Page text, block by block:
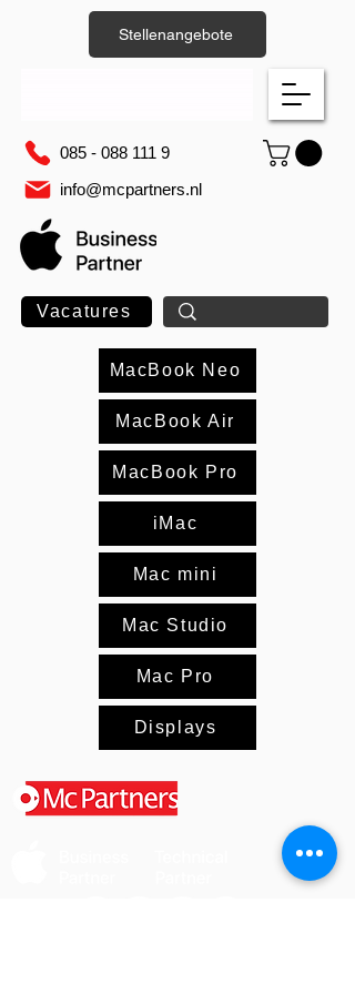
085 - 088 111 9
info@mcpartners.nl
Vacatures
Stellenangebote
MacBook Neo
MacBook Air
MacBook Pro
iMac
Mac mini
Mac Studio
Mac Pro
Displays